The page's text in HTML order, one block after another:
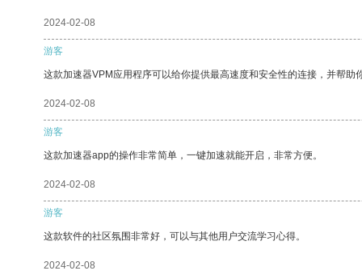
2024-02-08
游客
这款加速器VPM应用程序可以给你提供最高速度和安全性的连接，并帮助
2024-02-08
游客
这款加速器app的操作非常简单，一键加速就能开启，非常方便。
2024-02-08
游客
这款软件的社区氛围非常好，可以与其他用户交流学习心得。
2024-02-08